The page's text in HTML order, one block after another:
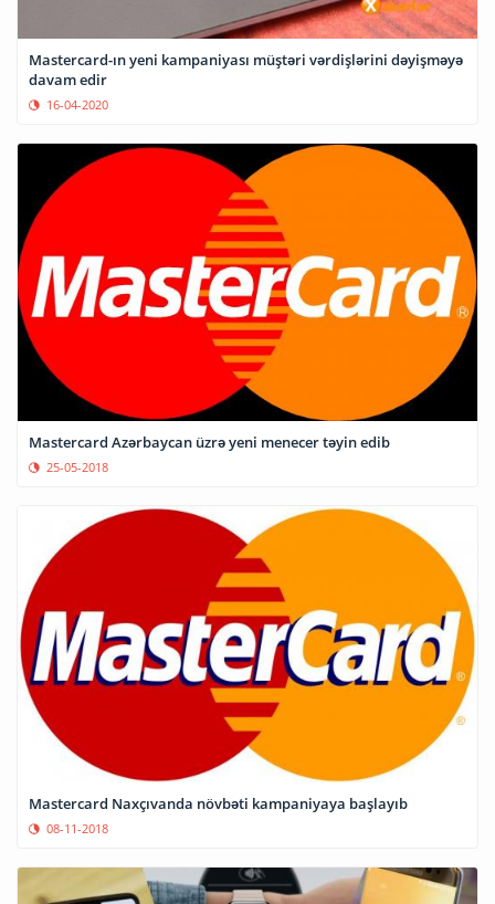
Mastercard-ın yeni kampaniyası müştəri vərdişlərini dəyişməyə
davam edir
16-04-2020
Mastercard Azərbaycan üzrə yeni menecer təyin edib
25-05-2018
Mastercard Naxçıvanda növbəti kampaniyaya başlayıb
08-11-2018